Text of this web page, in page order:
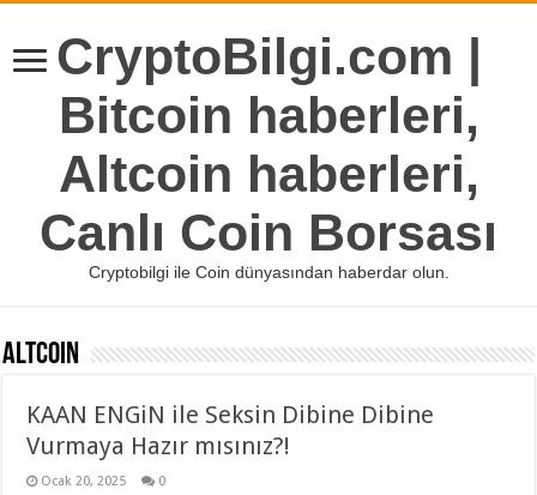
CryptoBilgi.com |
Bitcoin haberleri,
Altcoin haberleri,
Canlı Coin Borsası
Cryptobilgi ile Coin dünyasından haberdar olun.
Altcoin
KAAN ENGiN ile Seksin Dibine Dibine
Vurmaya Hazır mısınız?!
Ocak 20, 2025 0